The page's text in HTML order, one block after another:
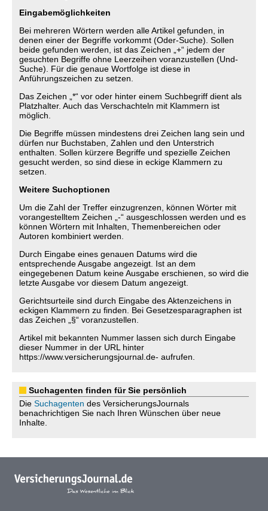
Eingabemöglichkeiten
Bei mehreren Wörtern werden alle Artikel gefunden, in
denen einer der Begriffe vorkommt (Oder-Suche). Sollen
beide gefunden werden, ist das Zeichen „+“ jedem der
gesuchten Begriffe ohne Leerzeihen voranzustellen (Und-
Suche). Für die genaue Wortfolge ist diese in
Anführungszeichen zu setzen.
Das Zeichen „*“ vor oder hinter einem Suchbegriff dient als
Platzhalter. Auch das Verschachteln mit Klammern ist
möglich.
Die Begriffe müssen mindestens drei Zeichen lang sein und
dürfen nur Buchstaben, Zahlen und den Unterstrich
enthalten. Sollen kürzere Begriffe und spezielle Zeichen
gesucht werden, so sind diese in eckige Klammern zu
setzen.
Weitere Suchoptionen
Um die Zahl der Treffer einzugrenzen, können Wörter mit
vorangestelltem Zeichen „-“ ausgeschlossen werden und es
können Wörtern mit Inhalten, Themenbereichen oder
Autoren kombiniert werden.
Durch Eingabe eines genauen Datums wird die
entsprechende Ausgabe angezeigt. Ist an dem
eingegebenen Datum keine Ausgabe erschienen, so wird die
letzte Ausgabe vor diesem Datum angezeigt.
Gerichtsurteile sind durch Eingabe des Aktenzeichens in
eckigen Klammern zu finden. Bei Gesetzesparagraphen ist
das Zeichen „§“ voranzustellen.
Artikel mit bekannten Nummer lassen sich durch Eingabe
dieser Nummer in der URL hinter
https://www.versicherungsjournal.de- aufrufen.
Suchagenten finden für Sie persönlich
Die Suchagenten des VersicherungsJournals
benachrichtigen Sie nach Ihren Wünschen über neue
Inhalte.